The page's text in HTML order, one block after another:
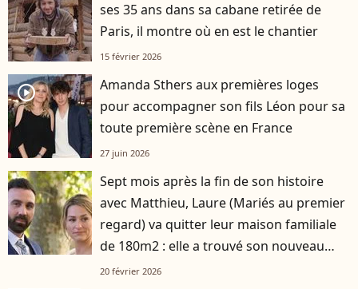
ses 35 ans dans sa cabane retirée de
Paris, il montre où en est le chantier
15 février 2026
player2
Amanda Sthers aux premières loges
pour accompagner son fils Léon pour sa
toute première scène en France
27 juin 2026
Sept mois après la fin de son histoire
avec Matthieu, Laure (Mariés au premier
regard) va quitter leur maison familiale
de 180m2 : elle a trouvé son nouveau
logement
20 février 2026